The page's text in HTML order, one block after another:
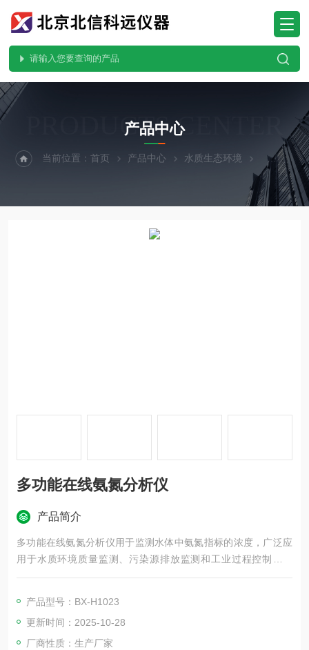
PRODUCTS CENTER
产品中心
当前位置：首页 产品中心 水质生态环境 水质在线
多功能在线氨氮分析仪
产品简介
多功能在线氨氮分析仪用于监测水体中氨氮指标的浓度，广泛应
用于水质环境质量监测、污染源排放监测和工业过程控制等领
域。
产品型号：BX-H1023
更新时间：2025-10-28
厂商性质：生产厂家